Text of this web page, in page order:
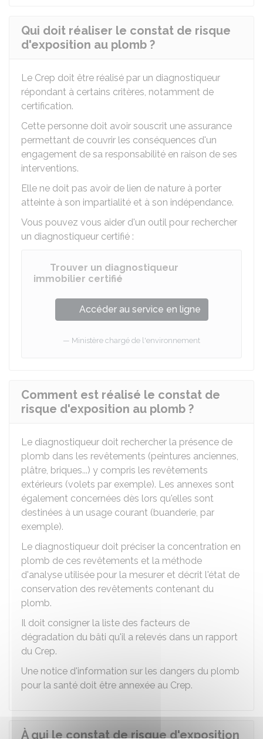
Qui doit réaliser le constat de risque
d'exposition au plomb ?
Le Crep doit être réalisé par un diagnostiqueur
répondant à certains critères, notamment de
certification.
Cette personne doit avoir souscrit une assurance
permettant de couvrir les conséquences d'un
engagement de sa responsabilité en raison de ses
interventions.
Elle ne doit pas avoir de lien de nature à porter
atteinte à son impartialité et à son indépendance.
Vous pouvez vous aider d'un outil pour rechercher
un diagnostiqueur certifié :
Trouver un diagnostiqueur
immobilier certifié
Accéder au service en ligne
Ministère chargé de l'environnement
Comment est réalisé le constat de
risque d'exposition au plomb ?
Le diagnostiqueur doit rechercher la présence de
plomb dans les revêtements (peintures anciennes,
plâtre, briques...) y compris les revêtements
extérieurs (volets par exemple). Les annexes sont
également concernées dès lors qu'elles sont
destinées à un usage courant (buanderie, par
exemple).
Le diagnostiqueur doit préciser la concentration en
plomb de ces revêtements et la méthode
d'analyse utilisée pour la mesurer et décrit l'état de
conservation des revêtements contenant du
plomb.
Il doit consigner la liste des facteurs de
dégradation du bâti qu'il a relevés dans un rapport
du Crep.
Une notice d'information sur les dangers du plomb
pour la santé doit être annexée au Crep.
À qui le constat de risque d'exposition